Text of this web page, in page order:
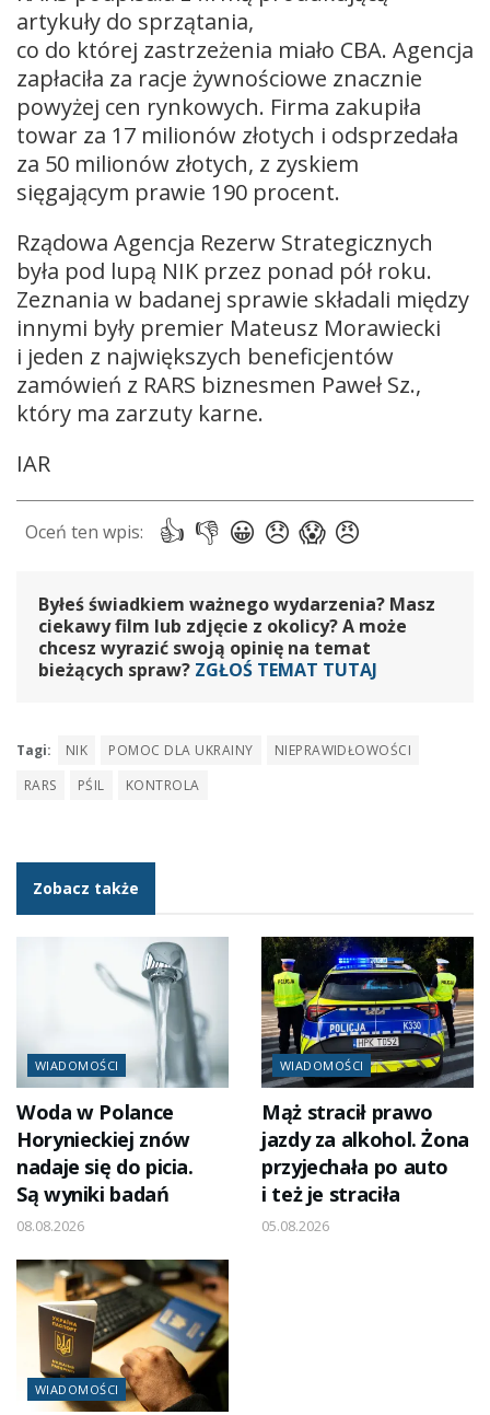
artykuły do sprzątania,
co do której zastrzeżenia miało CBA. Agencja
zapłaciła za racje żywnościowe znacznie
powyżej cen rynkowych. Firma zakupiła
towar za 17 milionów złotych i odsprzedała
za 50 milionów złotych, z zyskiem
sięgającym prawie 190 procent.
Rządowa Agencja Rezerw Strategicznych
była pod lupą NIK przez ponad pół roku.
Zeznania w badanej sprawie składali między
innymi były premier Mateusz Morawiecki
i jeden z największych beneficjentów
zamówień z RARS biznesmen Paweł Sz.,
który ma zarzuty karne.
IAR
Byłeś świadkiem ważnego wydarzenia? Masz
ciekawy film lub zdjęcie z okolicy? A może
chcesz wyrazić swoją opinię na temat
bieżących spraw? ZGŁOŚ TEMAT TUTAJ
Tagi: NIK POMOC DLA UKRAINY
NIEPRAWIDŁOWOŚCI
RARS
PŚIL KONTROLA
Zobacz także
WIADOMOŚCI
Woda w Polance
Horynieckiej znów
nadaje się do picia.
Są wyniki badań
08.08.2026
WIADOMOŚCI
Mąż stracił prawo
jazdy za alkohol. Żona
przyjechała po auto
i też je straciła
05.08.2026
WIADOMOŚCI